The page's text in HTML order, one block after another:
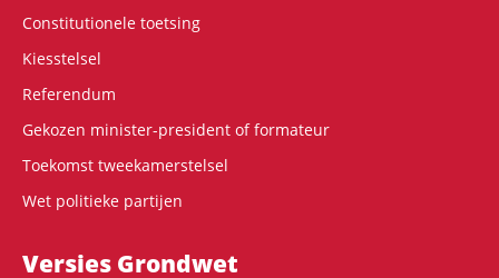
Constitutionele toetsing
Kiesstelsel
Referendum
Gekozen minister-president of formateur
Toekomst tweekamerstelsel
Wet politieke partijen
Versies Grondwet